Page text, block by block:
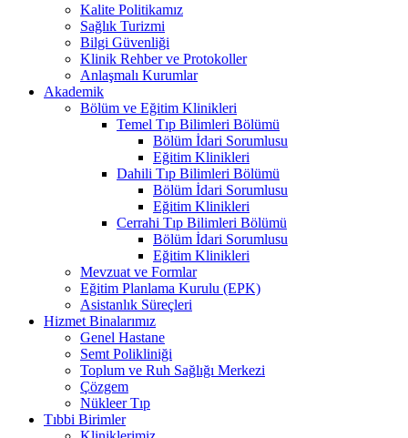
Kalite Politikamız
Sağlık Turizmi
Bilgi Güvenliği
Klinik Rehber ve Protokoller
Anlaşmalı Kurumlar
Akademik
Bölüm ve Eğitim Klinikleri
Temel Tıp Bilimleri Bölümü
Bölüm İdari Sorumlusu
Eğitim Klinikleri
Dahili Tıp Bilimleri Bölümü
Bölüm İdari Sorumlusu
Eğitim Klinikleri
Cerrahi Tıp Bilimleri Bölümü
Bölüm İdari Sorumlusu
Eğitim Klinikleri
Mevzuat ve Formlar
Eğitim Planlama Kurulu (EPK)
Asistanlık Süreçleri
Hizmet Binalarımız
Genel Hastane
Semt Polikliniği
Toplum ve Ruh Sağlığı Merkezi
Çözgem
Nükleer Tıp
Tıbbi Birimler